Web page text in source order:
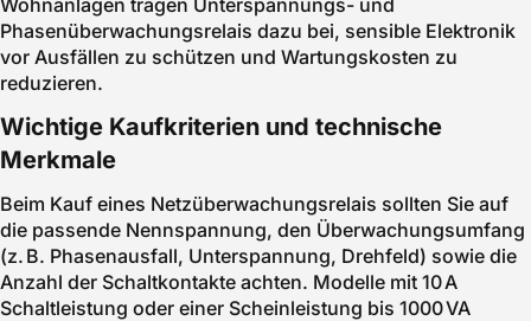
Wohnanlagen tragen Unterspannungs- und
Phasenüberwachungsrelais dazu bei, sensible Elektronik
vor Ausfällen zu schützen und Wartungskosten zu
reduzieren.
Wichtige Kaufkriterien und technische
Merkmale
Beim Kauf eines Netzüberwachungsrelais sollten Sie auf
die passende Nennspannung, den Überwachungsumfang
(z. B. Phasenausfall, Unterspannung, Drehfeld) sowie die
Anzahl der Schaltkontakte achten. Modelle mit 10 A
Schaltleistung oder einer Scheinleistung bis 1000 VA